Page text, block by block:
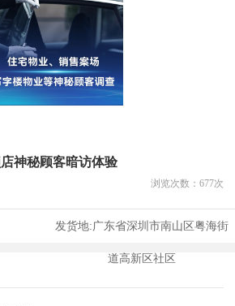
神秘顾客暗访体验
浏览次数： 677次
发货地:广东省深圳市南山区粤海街
道高新区社区